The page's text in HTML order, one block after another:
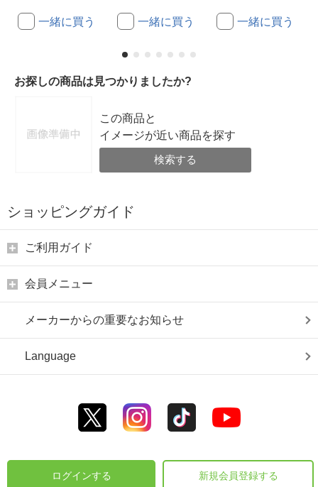
一緒に買う 一緒に買う 一緒に買う
お探しの商品は見つかりましたか?
この商品と
イメージが近い商品を探す
検索する
ショッピングガイド
ご利用ガイド
会員メニュー
メーカーからの重要なお知らせ
Language
ログインする 新規会員登録する